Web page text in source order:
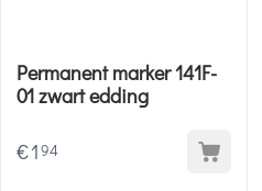
Permanent marker 141F-
01 zwart edding
€194